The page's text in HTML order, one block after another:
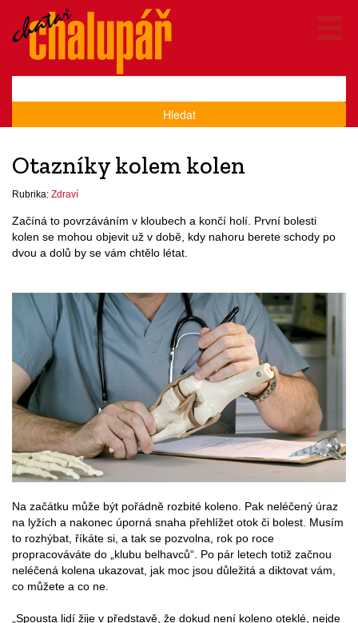
Hledat
Otazníky kolem kolen
Rubrika: Zdraví
Začíná to povrzáváním v kloubech a končí holí. První bolesti
kolen se mohou objevit už v době, kdy nahoru berete schody po
dvou a dolů by se vám chtělo létat.
Na začátku může být pořádně rozbité koleno. Pak neléčený úraz
na lyžích a nakonec úporná snaha přehlížet otok či bolest. Musím
to rozhýbat, říkáte si, a tak se pozvolna, rok po roce
propracováváte do „klubu belhavců“. Po pár letech totiž začnou
neléčená kolena ukazovat, jak moc jsou důležitá a diktovat vám,
co můžete a co ne.
„Spousta lidí žije v představě, že dokud není koleno oteklé, nejde